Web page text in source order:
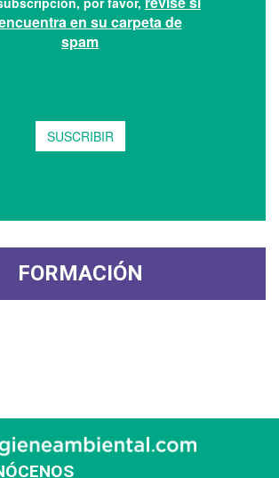
FORMACIÓN